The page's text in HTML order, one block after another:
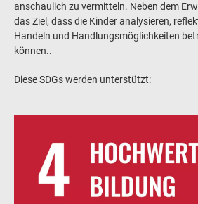
anschaulich zu vermitteln. Neben dem
das Ziel, dass die Kinder analysieren,
Handeln und Handlungsmöglichkeiten
können..
Diese SDGs werden unterstützt: